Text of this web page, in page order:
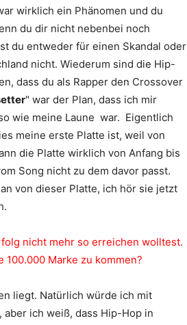
wirklich ein Phänomen und du
du dir nicht nebenbei noch
du entweder für einen Skandal oder
nicht. Wiederum sind die Hip-
dass du als Rapper den Crossover
" war der Plan, dass ich mir
wie meine Laune war. Eigentlich
meine erste Platte ist, weil von
die Platte wirklich von Anfang bis
Song nicht zu dem davor passt.
von dieser Platte, ich hör sie jetzt
nicht mehr so erreichen wolltest.
100.000 Marke zu kommen?
liegt. Natürlich würde ich mit
ich weiß, dass Hip-Hop in